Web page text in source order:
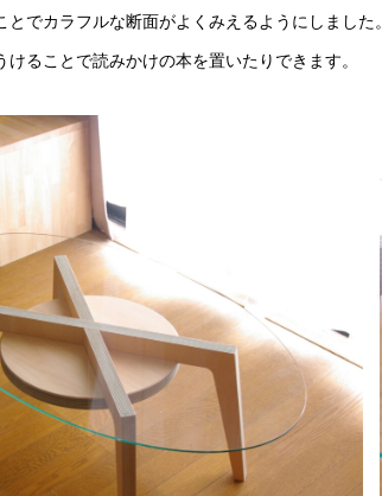
とでカラフルな断面がよくみえるようにしました。
けることで読みかけの本を置いたりできます。